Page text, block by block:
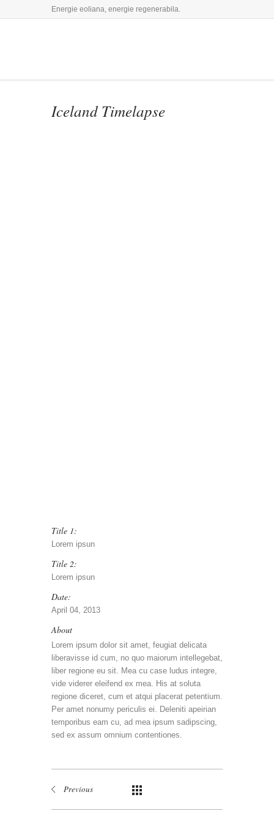
Energie eoliana, energie regenerabila.
Iceland Timelapse
Title 1:
Lorem ipsun
Title 2:
Lorem ipsun
Date:
April 04, 2013
About
Lorem ipsum dolor sit amet, feugiat delicata
liberavisse id cum, no quo maiorum intellegebat,
liber regione eu sit. Mea cu case ludus integre,
vide viderer eleifend ex mea. His at soluta
regione diceret, cum et atqui placerat petentium.
Per amet nonumy periculis ei. Deleniti apeirian
temporibus eam cu, ad mea ipsum sadipscing,
sed ex assum omnium contentiones.
Previous